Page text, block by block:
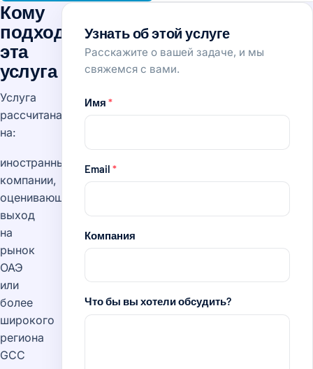
Кому
подходит
эта
услуга
Услуга
рассчитана
на:
иностранные
компании,
оценивающие
выход
на
рынок
ОАЭ
или
более
широкого
региона
GCC
Узнать об этой услуге
Расскажите о вашей задаче, и мы
свяжемся с вами.
Имя *
Email *
Компания
Что бы вы хотели обсудить?